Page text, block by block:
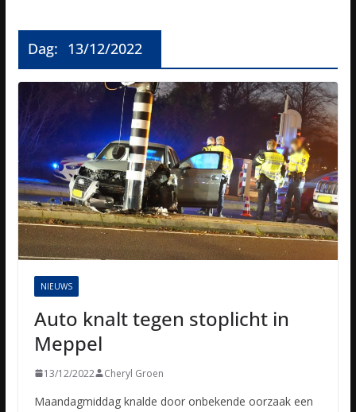
Dag: 13/12/2022
NIEUWS
Auto knalt tegen stoplicht in
Meppel
13/12/2022 Cheryl Groen
Maandagmiddag knalde door onbekende oorzaak een